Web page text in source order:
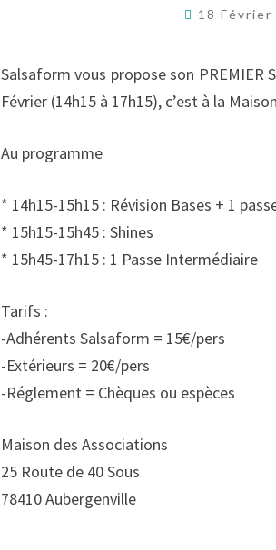
18 Février
Salsaform vous propose son PREMIER
Février (14h15 à 17h15), c’est à la
Au programme
* 14h15-15h15 : Révision Bases + 1
* 15h15-15h45 : Shines
* 15h45-17h15 : 1 Passe Intermédiaire
Tarifs :
-Adhérents Salsaform = 15€/pers
-Extérieurs = 20€/pers
-Réglement = Chèques ou espèces
Maison des Associations
25 Route de 40 Sous
78410 Aubergenville